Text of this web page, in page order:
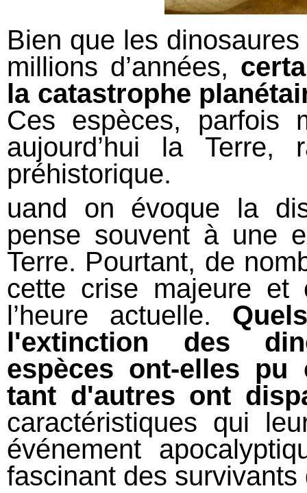
Bien que les
millions d’années,
la catastrophe
Ces espèces, parfois
aujourd’hui la Terre,
préhistorique.
uand on évoque la
pense souvent à une
Terre. Pourtant, de
cette crise majeure et
l’heure actuelle.
l'extinction des
espèces ont-elles
tant d'autres ont
caractéristiques qui
événement
fascinant des